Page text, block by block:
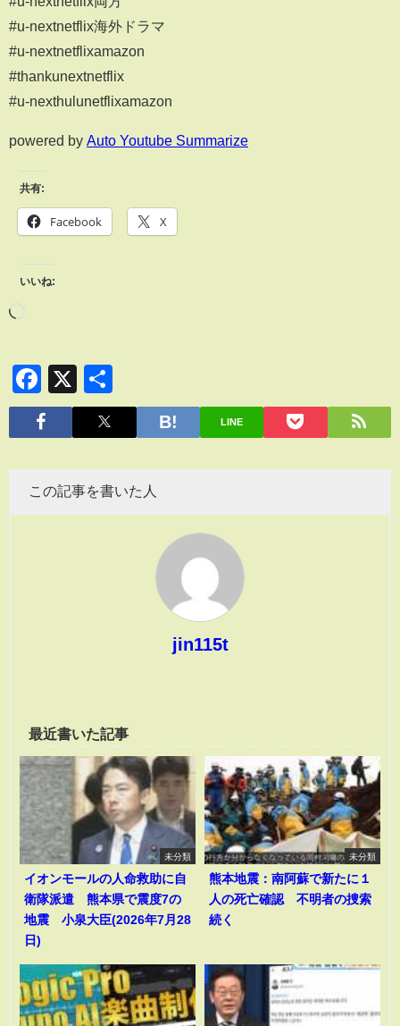
#u-nextnetflix海外ドラマ
#u-nextnetflixamazon
#thankunextnetflix
#u-nexthulunetflixamazon
powered by Auto Youtube Summarize
共有:
Facebook X
いいね:
Facebook
X
有
LINE
この記事を書いた人
jin115t
最近書いた記事
未分類
イオンモールの人命救助に自
衛隊派遣 熊本県で震度7の
地震 小泉大臣(2026年7月28
日)
未分類
熊本地震：南阿蘇で新たに１
人の死亡確認 不明者の捜索
続く